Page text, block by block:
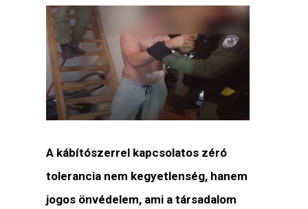
A kábítószerrel kapcsolatos zéró
tolerancia nem kegyetlenség, hanem
jogos önvédelem, ami a társadalom